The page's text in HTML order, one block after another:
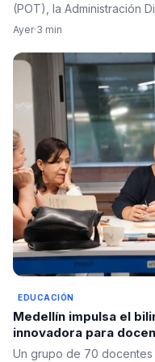
(POT), la Administración
Ayer·3 min
EDUCACIÓN
Medellín impulsa el
innovadora para
Un grupo de 70